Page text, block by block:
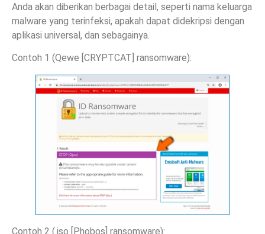
Anda akan diberikan berbagai detail, seperti nama keluarga
malware yang terinfeksi, apakah dapat didekripsi dengan
aplikasi universal, dan sebagainya.
Contoh 1 (Qewe [CRYPTCAT] ransomware):
Contoh 2 (.iso [Phobos] ransomware):